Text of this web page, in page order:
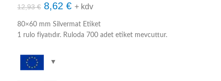
12,93€ 8,62 € + kdv
80×60 mm Silvermat Etiket
1 rulo fiyatıdır. Ruloda 700 adet etiket mevcuttur.